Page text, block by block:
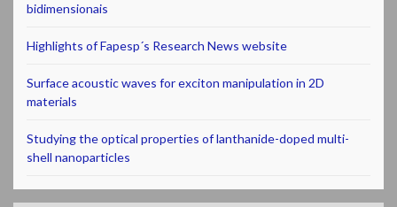
bidimensionais
Highlights of Fapesp´s Research News website
Surface acoustic waves for exciton manipulation in 2D
materials
Studying the optical properties of lanthanide-doped multi-
shell nanoparticles